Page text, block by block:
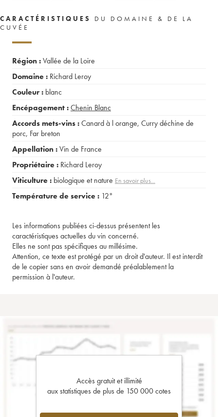
CARACTÉRISTIQUES
DU DOMAINE & DE LA
CUVÉE
Région :Vallée de la Loire
Domaine : Richard Leroy
Couleur : blanc
Encépagement :Chenin Blanc
Accords mets-vins :Canard à l orange, Curry déchine de
porc, Far breton
Appellation :Vin de France
Propriétaire : Richard Leroy
Viticulture : biologique et nature En savoir plus...
Température de service : 12°
Les informations publiées ci-dessus présentent les
caractéristiques actuelles du vin concerné.
Elles ne sont pas spécifiques au millésime.
Attention, ce texte est protégé par un droit d'auteur. Il est interdit
de le copier sans en avoir demandé préalablement la
permission à l'auteur.
Accès gratuit et illimité
aux statistiques de plus de 150 000 cotes